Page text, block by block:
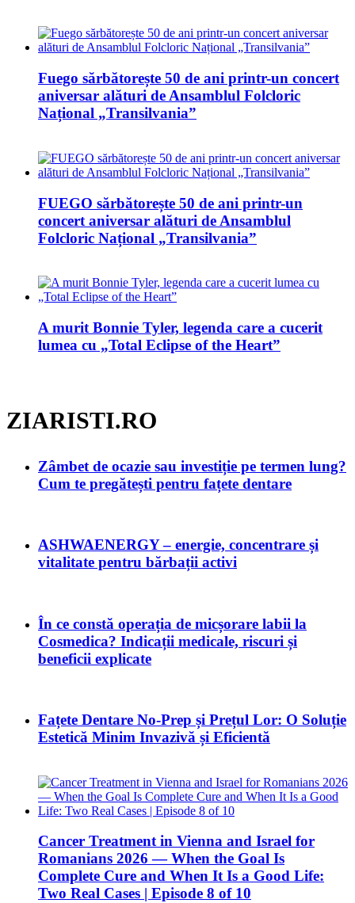
Fuego sărbătorește 50 de ani printr-un concert
aniversar alături de Ansamblul Folcloric
Național „Transilvania”
FUEGO sărbătorește 50 de ani printr-un
concert aniversar alături de Ansamblul
Folcloric Național „Transilvania”
A murit Bonnie Tyler, legenda care a cucerit
lumea cu „Total Eclipse of the Heart”
ZIARISTI.RO
Zâmbet de ocazie sau investiție pe termen lung?
Cum te pregătești pentru fațete dentare
ASHWAENERGY – energie, concentrare și
vitalitate pentru bărbații activi
În ce constă operația de micșorare labii la
Cosmedica? Indicații medicale, riscuri și
beneficii explicate
Fațete Dentare No-Prep și Prețul Lor: O Soluție
Estetică Minim Invazivă și Eficientă
Cancer Treatment in Vienna and Israel for
Romanians 2026 — When the Goal Is
Complete Cure and When It Is a Good Life:
Two Real Cases | Episode 8 of 10